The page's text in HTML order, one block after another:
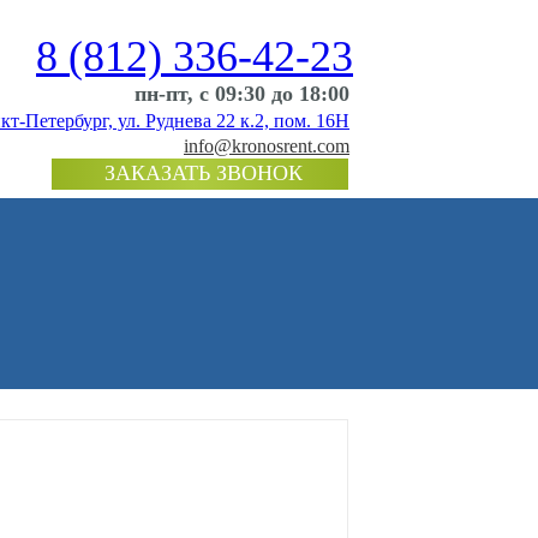
8 (812) 336-42-23
пн-пт, c 09:30 до 18:00
Петербург, ул. Руднева 22 к.2, пом. 16Н
info@kronosrent.com
ЗАКАЗАТЬ ЗВОНОК